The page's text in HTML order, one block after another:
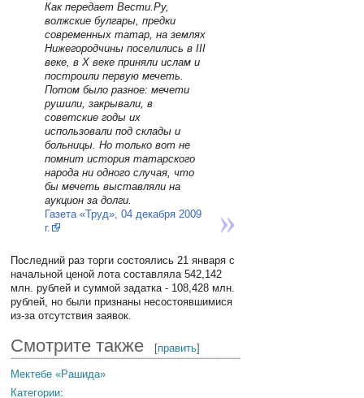
Как передает Вести.Ру,
волжские булгары, предки
современных татар, на землях
Нижегородчины поселились в III
веке, в Х веке приняли ислам и
построили первую мечеть.
Потом было разное: мечети
рушили, закрывали, в
советские годы их
использовали под склады и
больницы. Но только вот не
помнит история татарского
народа ни одного случая, что
бы мечеть выставляли на
аукцион за долги.
Газета «Труд», 04 декабря 2009
г.
Последний раз торги состоялись 21 января с
начальной ценой лота составляла 542,142
млн. рублей и суммой задатка - 108,428 млн.
рублей, но были признаны несостоявшимися
из-за отсутствия заявок.
Смотрите также [править]
Мектебе «Рашида»
Категории: